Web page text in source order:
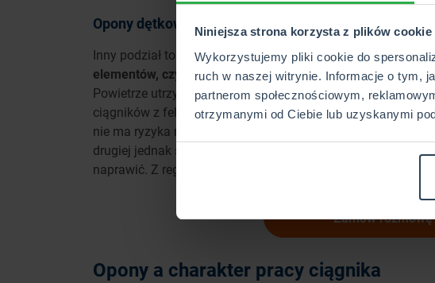
Niniejsza strona korzysta z plików cookie
Wykorzystujemy pliki cookie do
ruch w naszej witrynie. Informacje o tym,
partnerom społecznościowym,
otrzymanymi od Ciebie lub uzyskanymi
Opony dętkowe i bezdętkowe do ciągnika
Inny podział to opony do ciągnika dętkowe i bezdętkowe.Te
elementów, czyli dętki, wypełnionej powietrzem. Z kolei
Powietrze utrzymuje się w środku, ze względu na szczelne
ciągników z felgą. Ogumienie bezdętkowe jest bardziej
nie ma ryzyka nagłego spadku ciśnienia, które mogłoby
drugiej jednak strony, chociaż opony dętkowe są bardziej
naprawić. Z reguły jest tak, że opony diagonalne są dętkowe,
Zamów rozmowę
Opony a charakter pracy ciągnika